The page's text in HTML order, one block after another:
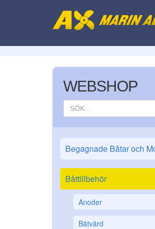
WEBSHOP
Begagnade Båtar och
Båttillbehör
Anoder
Båtvård